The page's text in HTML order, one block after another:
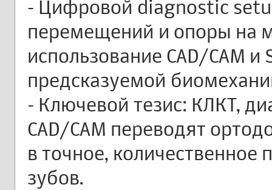
- Цифровой diagnostic
перемещений и опоры на
использование CAD/CAM
предсказуемой
- Ключевой тезис: КЛКТ,
CAD/CAM переводят
в точное,
зубов.